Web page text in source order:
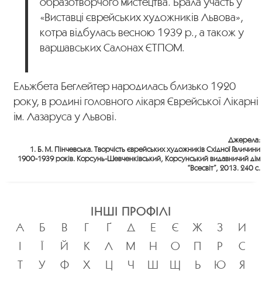
«Виставці єврейських художників Львова»,
котра відбулась весною 1939 р., а також у
варшавських Салонах ЄТПОМ.
Ельжбета Беглейтер народилась близько 1920
року, в родині головного лікаря Єврейської Лікарні
ім. Лазаруса у Львові.
Джерела:
1. Б. М. Пінчевська. Творчість єврейських художників Східної Галичини
1900-1939 років. Корсунь-Шевченківський, Корсунський видавничий дім
“Всесвіт”, 2013. 240 с.
ІНШІ ПРОФІЛІ
А
Б В Г Ґ Д Е Є Ж З
И
І
Ї Й К Л М Н О П Р
С
Т
У Ф Х Ц Ч Ш Щ Ь Ю Я